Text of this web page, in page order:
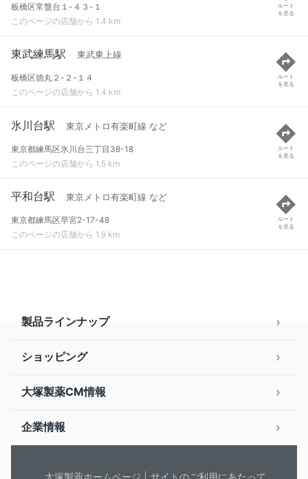
板橋区常盤台１-４３-１
このページの店舗から 1.4 km
ルート
を見る
東武練馬駅 東武東上線
板橋区徳丸２-２-１４
このページの店舗から 1.4 km
ルート
を見る
氷川台駅 東京メトロ有楽町線 など
東京都練馬区氷川台三丁目38-18
このページの店舗から 1.5 km
ルート
を見る
平和台駅 東京メトロ有楽町線 など
東京都練馬区早宮2-17-48
このページの店舗から 1.9 km
ルート
を見る
製品ラインナップ
ショッピング
大塚製薬CM情報
企業情報